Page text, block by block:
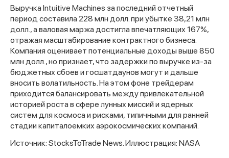
Выручка Intuitive Machines за последний отчетный
период составила 228 млн долл. при убытке 38,21 млн
долл., а валовая маржа достигла впечатляющих 167%,
отражая масштабирование контрактного бизнеса.
Компания оценивает потенциальные доходы выше 850
млн долл., но признает, что задержки по выручке из‑за
бюджетных сбоев и госшатдаунов могут и дальше
вносить волатильность. На этом фоне трейдерам
приходится балансировать между привлекательной
историей роста в сфере лунных миссий и ядерных
систем для космоса и рисками, типичными для ранней
стадии капиталоемких аэрокосмических компаний.
Источник: StocksToTrade News. Иллюстрация: NASA